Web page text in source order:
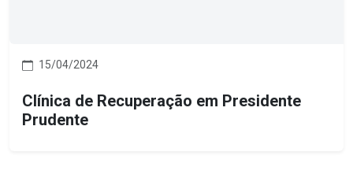
15/04/2024
Clínica de Recuperação em Presidente
Prudente